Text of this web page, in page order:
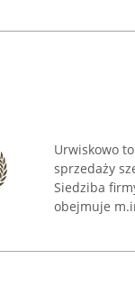
Urwiskowo
sprzedaży
Siedziba
obejmuje